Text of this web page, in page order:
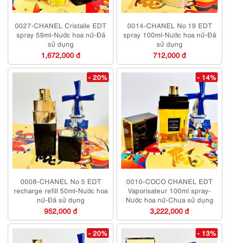
0027-CHANEL Cristalle EDT
spray 59ml-Nước hoa nữ-Đã
sử dụng
1,672,000 đ
0014-CHANEL No 19 EDT
spray 100ml-Nước hoa nữ-Đã
sử dụng
712,000 đ
- 20%
0008-CHANEL No 5 EDT
recharge refill 50ml-Nước hoa
nữ-Đã sử dụng
952,000 đ
- 14%
0010-COCO CHANEL EDT
Vaporisateur 100ml spray-
Nước hoa nữ-Chưa sử dụng
3,222,000 đ
- 20% - 13%